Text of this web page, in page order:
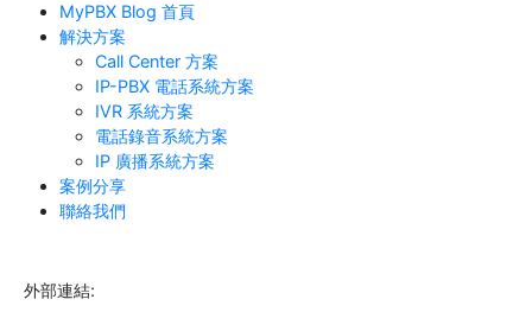
MyPBX Blog 首頁
解決方案
Call Center 方案
IP-PBX 電話系統方案
IVR 系統方案
電話錄音系統方案
IP 廣播系統方案
案例分享
聯絡我們
外部連結: